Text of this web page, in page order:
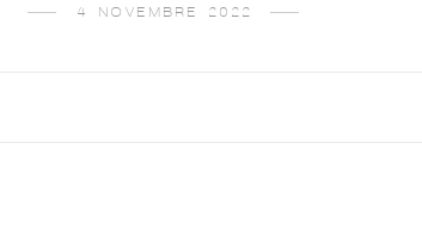
4 NOVEMBRE 2022